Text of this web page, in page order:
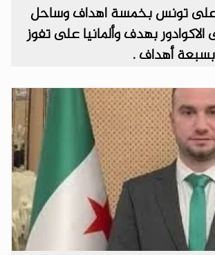
تونس بخمسة اهداف وساحل
بهدف وألمانيا على تفوز
أهداف .